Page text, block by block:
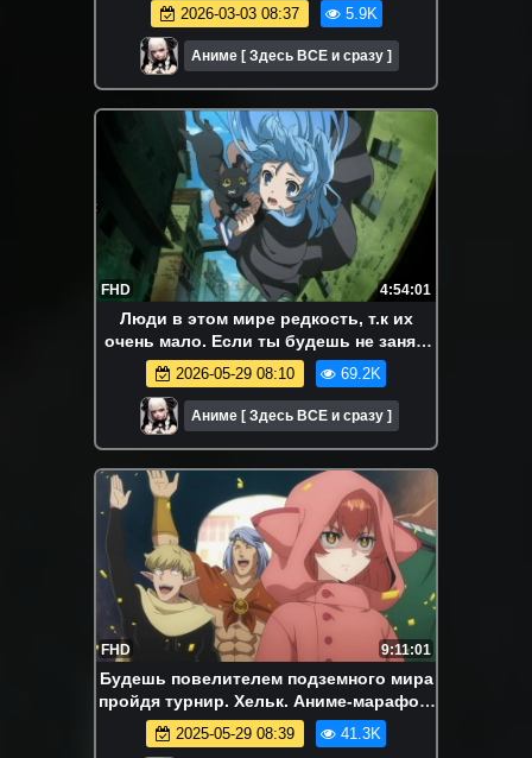
2026-03-03 08:37 5.9K
Аниме [ Здесь ВСЕ и сразу ]
FHD 4:54:01
Люди в этом мире редкость, т.к их
очень мало. Если ты будешь не занят,
спасёшь меня от апокалипсиса. Аниме-
марафон. Все серии
2026-05-29 08:10 69.2K
Аниме [ Здесь ВСЕ и сразу ]
FHD 9:11:01
Будешь повелителем подземного мира
пройдя турнир. Хельк. Аниме-марафон.
Все серии подряд
2025-05-29 08:39 41.3K